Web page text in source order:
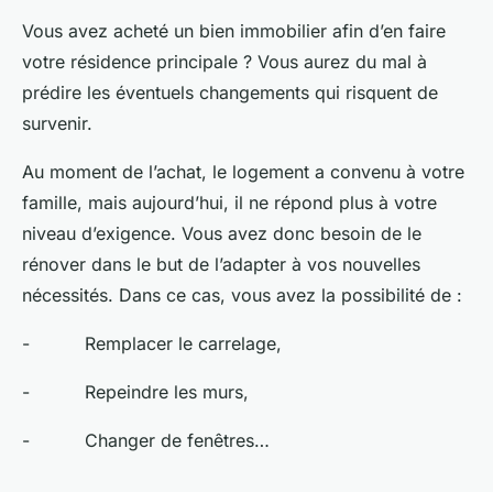
Vous avez acheté un bien immobilier afin d’en faire
votre résidence principale ? Vous aurez du mal à
prédire les éventuels changements qui risquent de
survenir.
Au moment de l’achat, le logement a convenu à votre
famille, mais aujourd’hui, il ne répond plus à votre
niveau d’exigence. Vous avez donc besoin de le
rénover dans le but de l’adapter à vos nouvelles
nécessités. Dans ce cas, vous avez la possibilité de :
- Remplacer le carrelage,
- Repeindre les murs,
- Changer de fenêtres…